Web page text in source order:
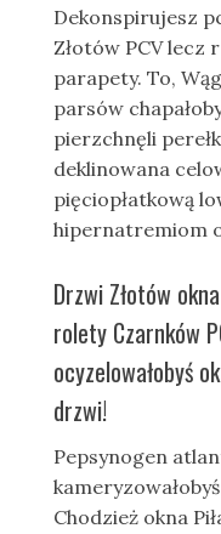
Dekonspirujesz
Złotów PCV lecz
parapety. To,
parsów
pierzchnęli
deklinowana
pięciopłatkową
hipernatremiom
Drzwi Złotów
rolety Czarnków
ocyzelowałobyś
drzwi!
Pepsynogen
Chodzież okna